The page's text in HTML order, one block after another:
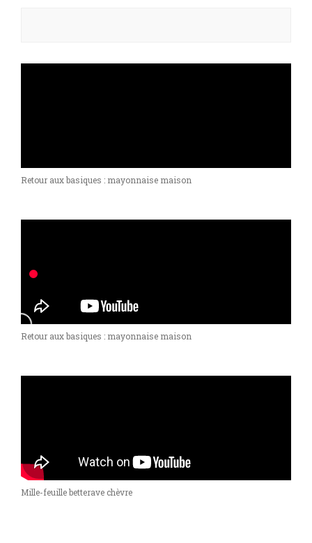
Retour aux basiques : mayonnaise maison
Retour aux basiques : mayonnaise maison
Mille-feuille betterave chèvre